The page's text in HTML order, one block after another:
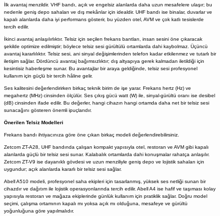
İlk avantaj menzildir. VHF bandı, açık ve engelsiz alanlarda daha uzun mesafelere ulaşır; bu
nedenle geniş depo sahaları ve dış mekânlar için idealdir. UHF bandı ise binalar, duvarlar ve
kapalı alanlarda daha iyi performans gösterir, bu yüzden otel, AVM ve çok katlı tesislerde
tercih edilir.
İkinci avantaj anlaşılırlıktır. Telsiz için seçilen frekans bantları, insan sesini öne çıkaracak
şekilde optimize edilmiştir; böylece telsiz sesi gürültülü ortamlarda dahi kaybolmaz. Üçüncü
avantaj kararlılıktır. Telsiz sesi, ani sinyal değişimlerinden telefon kadar etkilenmez ve tutarlı bir
iletişim sağlar. Dördüncü avantaj bağımsızlıktır; dış altyapıya gerek kalmadan iletildiği için
kesintisiz haberleşme sunar. Bu avantajlar bir araya geldiğinde, telsiz sesi profesyonel
kullanım için güçlü bir tercih hâline gelir.
Ses kalitesini değerlendirirken birkaç teknik birim de işe yarar. Frekans hertz (Hz) ve
megahertz (MHz) cinsinden ölçülür. Ses çıkış gücü watt (W) ile, sinyal-gürültü oranı ise desibel
(dB) cinsinden ifade edilir. Bu değerler, hangi cihazın hangi ortamda daha net bir telsiz sesi
sunacağını gösteren önemli ipuçlarıdır.
Önerilen Telsiz Modelleri
Frekans bandı ihtiyacınıza göre öne çıkan birkaç modeli değerlendirebilirsiniz.
Zetcom ZT-A28, UHF bandında çalışan kompakt yapısıyla otel, restoran ve AVM gibi kapalı
alanlarda güçlü bir telsiz sesi sunar. Kalabalık ortamlarda dahi konuşmalar rahatça anlaşılır.
Zetcom ZT-V9 ise dayanıklı gövdesi ve uzun menziliyle geniş depo ve lojistik sahaları için
uygundur; açık alanlarda kararlı bir telsiz sesi sağlar.
Abell A510 modeli, profesyonel saha ekipleri için tasarlanmış, yüksek ses netliği sunan bir
cihazdır ve dağıtım ile lojistik operasyonlarında tercih edilir. Abell A4 ise hafif ve taşıması kolay
yapısıyla restoran ve mağaza ekiplerinde günlük kullanım için pratiklik sağlar. Doğru model
seçimi, çalışma ortamının kapalı mı yoksa açık mı olduğuna, mesafeye ve gürültü
yoğunluğuna göre yapılmalıdır.